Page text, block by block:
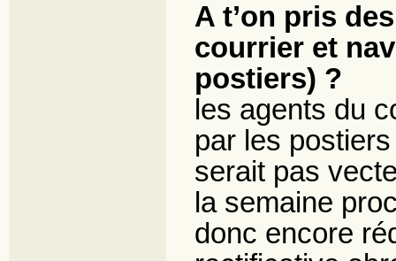
A t’on pris
courrier et
postiers) ?
les agents du
par les
serait pas
la semaine
donc encore